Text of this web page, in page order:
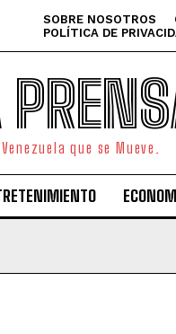
SOBRE NOSOTROS
POLÍTICA DE
que se Mueve.